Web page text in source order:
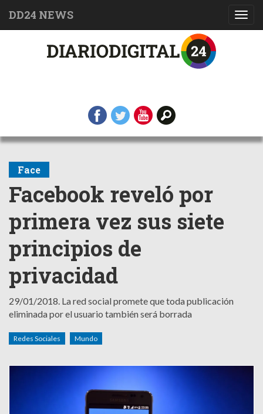
DD24 NEWS
Face
Facebook reveló por
primera vez sus siete
principios de
privacidad
29/01/2018. La red social promete que toda publicación
eliminada por el usuario también será borrada
Redes Sociales Mundo